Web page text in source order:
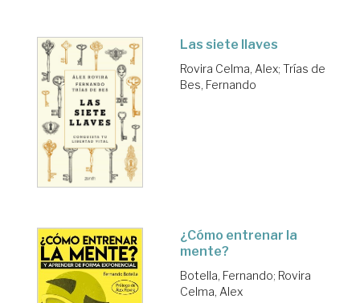
Las siete llaves
Rovira Celma, Alex; Trías de
Bes, Fernando
¿Cómo entrenar la
mente?
Botella, Fernando; Rovira
Celma, Alex